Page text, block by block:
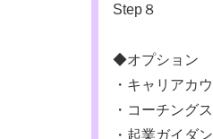
Step８ 天
◆オプション
・キャリアカ
・コーチング
・起業ガイダ